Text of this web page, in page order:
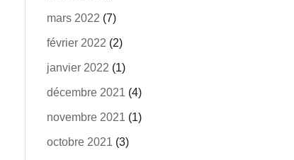
mars 2022 (7)
février 2022 (2)
janvier 2022 (1)
décembre 2021 (4)
novembre 2021 (1)
octobre 2021 (3)